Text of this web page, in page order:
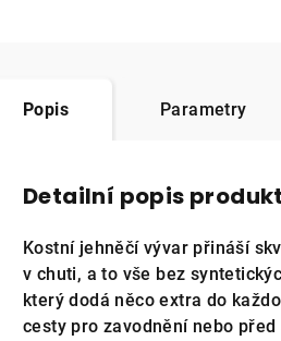
Popis Parametry
Detailní popis
Kostní jehněčí vývar přináší
v chuti, a to vše bez
který dodá něco extra do
cesty pro zavodnění nebo